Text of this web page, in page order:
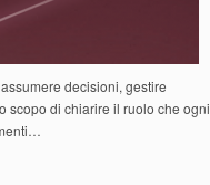
decisioni, gestire
scopo di chiarire il ruolo che ogni